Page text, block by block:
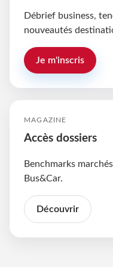
Débrief business,
nouveautés
Je m'inscris
MAGAZINE
Accès dossiers
Benchmarks
Bus&Car.
Découvrir